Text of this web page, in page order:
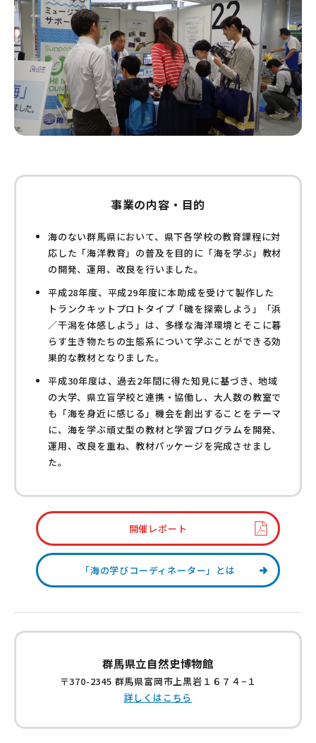
事業の内容・目的
海のない群馬県において、県下各学校の教育課程に対
応した「海洋教育」の普及を目的に「海を学ぶ」教材
の開発、運用、改良を行いました。
平成28年度、平成29年度に本助成を受けて製作した
トランクキットプロトタイプ「磯を探索しよう」「浜
／干潟を体感しよう」は、多様な海洋環境とそこに暮
らす生き物たちの生態系について学ぶことができる効
果的な教材となりました。
平成30年度は、過去2年間に得た知見に基づき、地域
の大学、県立盲学校と連携・協働し、大人数の教室で
も「海を身近に感じる」機会を創出することをテーマ
に、海を学ぶ頑丈型の教材と学習プログラムを開発、
運用、改良を重ね、教材パッケージを完成させまし
た。
開催レポート
「海の学びコーディネーター」とは
群馬県立自然史博物館
〒370-2345 群馬県富岡市上黒岩１６７４−１
詳しくはこちら